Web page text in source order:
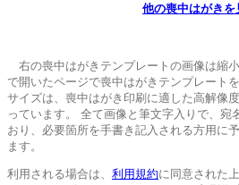
他の喪中はがきを
右の喪中はがきテンプレートの画像は縮
で開いたページで喪中はがきテンプレート
サイズは、喪中はがき印刷に適した高解像
っています。 全て画像と筆文字入りで、宛
おり、必要箇所を手書き記入される方用に
ます。
利用される場合は、 利用規約に同意された